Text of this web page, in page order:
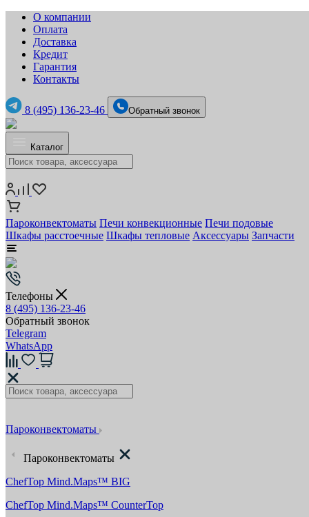
О компании
Оплата
Доставка
Кредит
Гарантия
Контакты
8 (495) 136-23-46 Обратный звонок
Каталог
Пароконвектоматы Печи конвекционные Печи подовые
Шкафы расстоечные Шкафы тепловые Аксессуары Запчасти
Телефоны
8 (495) 136-23-46
Обратный звонок
Telegram
WhatsApp
Пароконвектоматы
Пароконвектоматы
ChefTop Mind.Maps™ BIG
ChefTop Mind.Maps™ CounterTop